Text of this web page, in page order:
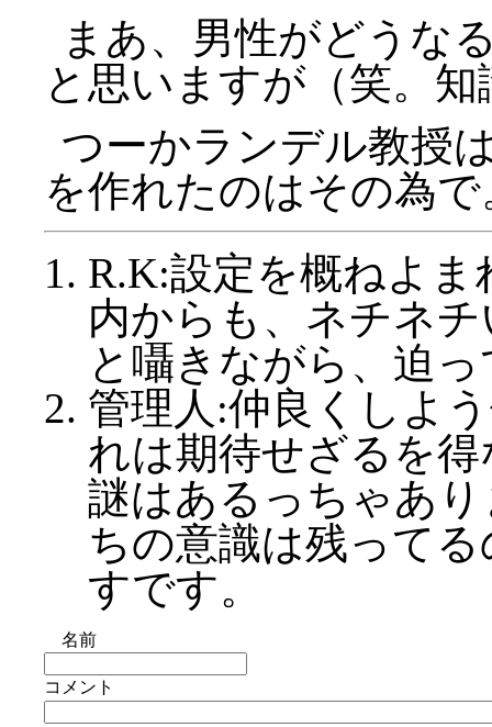
まあ、男性がどうな
と思いますが（笑。
つーかランデル教授
を作れたのはその為で
R.K:設定を概ねよ
内からも、ネチネ
と囁きながら、迫
管理人:仲良くしよ
れは期待せざるを
謎はあるっちゃあ
ちの意識は残って
すです。
名前
コメント